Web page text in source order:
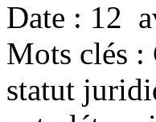
Date : 12
Mots clés :
statut